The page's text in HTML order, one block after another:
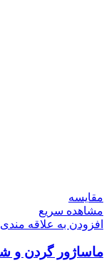
مقایسه
مشاهده سریع
افزودن به علاقه مندی
ماساژور گردن و